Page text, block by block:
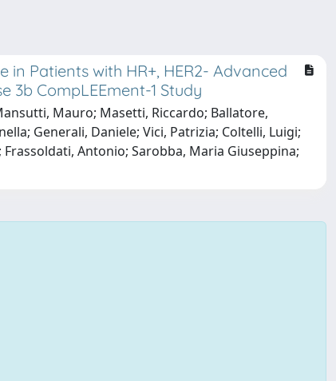
Patients with HR+, HER2- Advanced
3b CompLEEment-1 Study
Mauro; Masetti, Riccardo; Ballatore,
Generali, Daniele; Vici, Patrizia; Coltelli, Luigi;
Antonio; Sarobba, Maria Giuseppina;